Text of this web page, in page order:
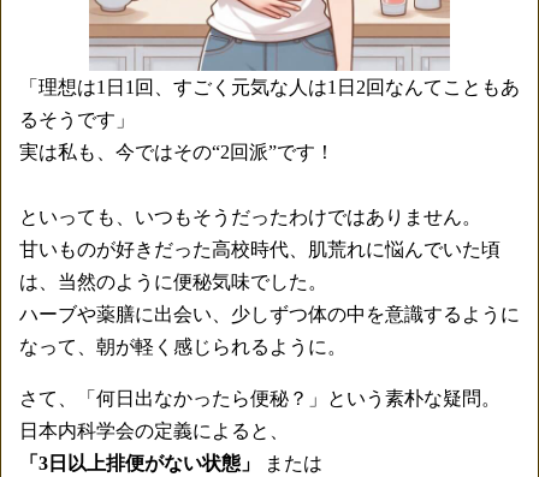
「理想は1日1回、すごく元気な人は1日2回なんてこともあ
るそうです」
実は私も、今ではその“2回派”です！
といっても、いつもそうだったわけではありません。
甘いものが好きだった高校時代、肌荒れに悩んでいた頃
は、当然のように便秘気味でした。
ハーブや薬膳に出会い、少しずつ体の中を意識するように
なって、朝が軽く感じられるように。
さて、「何日出なかったら便秘？」という素朴な疑問。
日本内科学会の定義によると、
「3日以上排便がない状態」
または